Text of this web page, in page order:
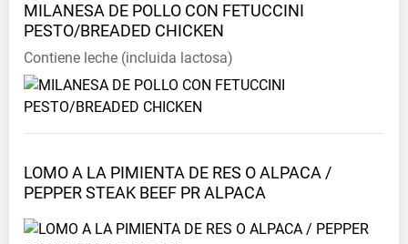
MILANESA DE POLLO CON FETUCCINI
PESTO/BREADED CHICKEN
Сontiene leche (incluida lactosa)
LOMO A LA PIMIENTA DE RES O ALPACA /
PEPPER STEAK BEEF PRALPACA